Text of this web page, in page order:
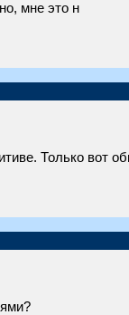
мне это н
Только вот